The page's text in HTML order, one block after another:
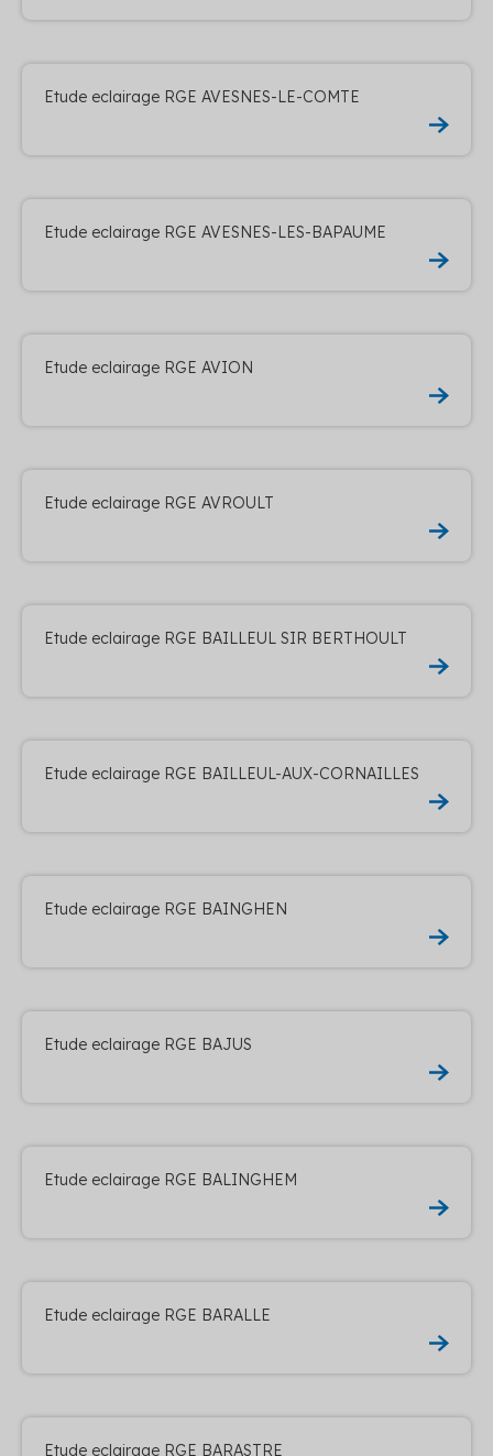
Etude eclairage RGE AVESNES-LE-COMTE
Etude eclairage RGE AVESNES-LES-BAPAUME
Etude eclairage RGE AVION
Etude eclairage RGE AVROULT
Etude eclairage RGE BAILLEUL SIR BERTHOULT
Etude eclairage RGE BAILLEUL-AUX-CORNAILLES
Etude eclairage RGE BAINGHEN
Etude eclairage RGE BAJUS
Etude eclairage RGE BALINGHEM
Etude eclairage RGE BARALLE
Etude eclairage RGE BARASTRE